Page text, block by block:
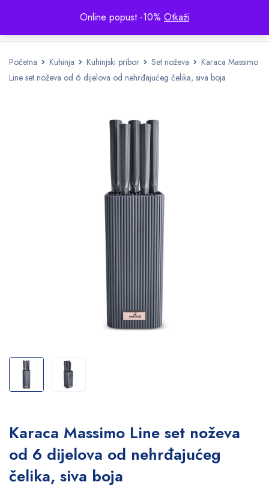
Online popust -10% Otkaži
Početna Kuhinja Kuhinjski pribor Set noževa
Karaca Massimo
Line set noževa od 6 dijelova od nehrđajućeg čelika, siva boja
Karaca Massimo Line set noževa
od 6 dijelova od nehrđajućeg
čelika, siva boja